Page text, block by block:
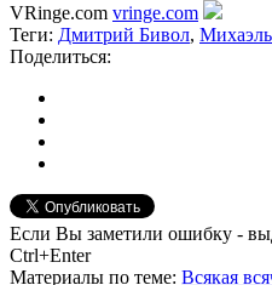
VRinge.com vringe.com
Теги: Дмитрий Бивол,
Поделиться:
Если Вы заметили ошибку -
Ctrl+Enter
Материалы по теме: Всякая